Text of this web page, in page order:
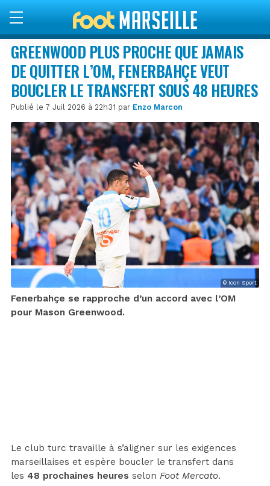
GREENWOOD PLUS PROCHE QUE JAMAIS
DE QUITTER L’OM, FENERBAHÇE VEUT
BOUCLER LE TRANSFERT SOUS 48 HEURES
Publié le 7 Juil 2026 à 22h31 par Enzo Marcon
© Icon Sport
Fenerbahçe se rapproche d’un accord avec l’OM
pour Mason Greenwood.
Le club turc travaille à s’aligner sur les exigences
marseillaises et espère boucler le transfert dans
les 48 prochaines heures selon Foot Mercato.